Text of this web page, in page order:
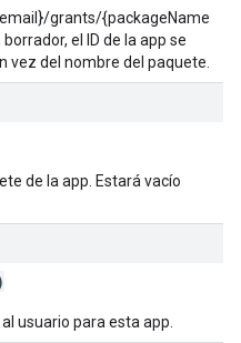
grants/{packageName
el ID de la app se
vez del nombre del paquete.
de la app. Estará vacío
usuario para esta app.